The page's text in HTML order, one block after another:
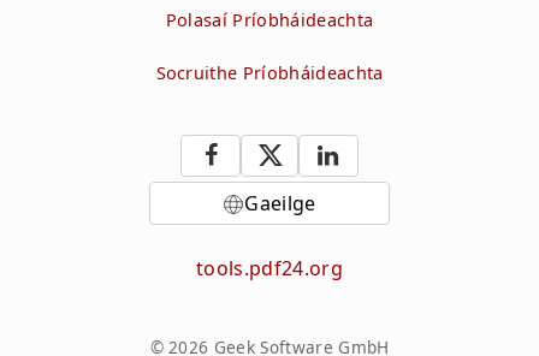
Polasaí Príobháideachta
Socruithe Príobháideachta
Gaeilge
tools.pdf24.org
© 2026 Geek Software GmbH